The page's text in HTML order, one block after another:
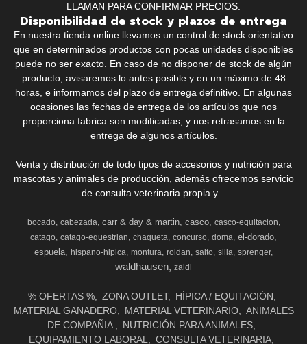
LLAMAN PARA CONFIRMAR PRECIOS.
Disponibilidad de stock y plazos de entrega
En nuestra tienda online llevamos un control de stock orientativo
que en determinados productos con pocas unidades disponibles
puede no ser exacto. En caso de no disponer de stock de algún
producto, avisaremos lo antes posible y en un máximo de 48
horas, e informamos del plazo de entrega definitivo. En algunas
ocasiones las fechas de entrega de los artículos que nos
proporciona fabrica son modificadas, y nos retrasamos en la
entrega de algunos artículos.
Venta y distribución de todo tipos de accesorios y nutrición para
mascotas y animales de producción, además ofrecemos servicio
de consulta veterinaria propia y...
bocado cabezada carr & day & martin casco
casco-equitacion
catago catago-equestrian chaqueta concurso doma el-dorado
espuela
hispano-hipica montura roldan salto silla sprenger
waldhausen zaldi
% OFERTAS % ZONA OUTLET
HÍPICA / EQUITACIÓN
MATERIAL GANADERO
MATERIAL VETERINARIO
ANIMALES
DE COMPAÑIA
NUTRICIÓN PARA ANIMALES
EQUIPAMIENTO LABORAL
CONSULTA VETERINARIA